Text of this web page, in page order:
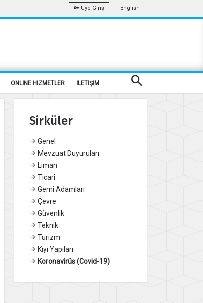
Üye Giriş English
ONLİNE HİZMETLER İLETİŞİM
Sirküler
Genel
Mevzuat Duyuruları
Liman
Ticari
Gemi Adamları
Çevre
Güvenlik
Teknik
Turizm
Kıyı Yapıları
Koronavirüs (Covid-19)